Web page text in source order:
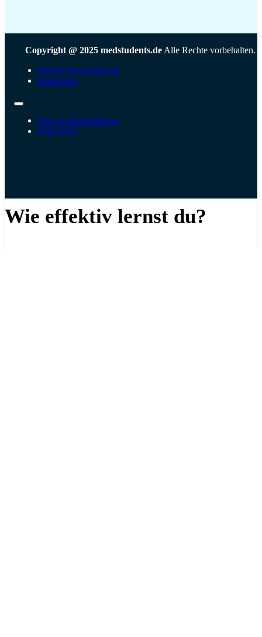
Copyright @ 2025 medstudents.de Alle Rechte vorbehalten.
Datenschutzerklärung
Impressum
Datenschutzerklärung
Impressum
Wie effektiv lernst du?